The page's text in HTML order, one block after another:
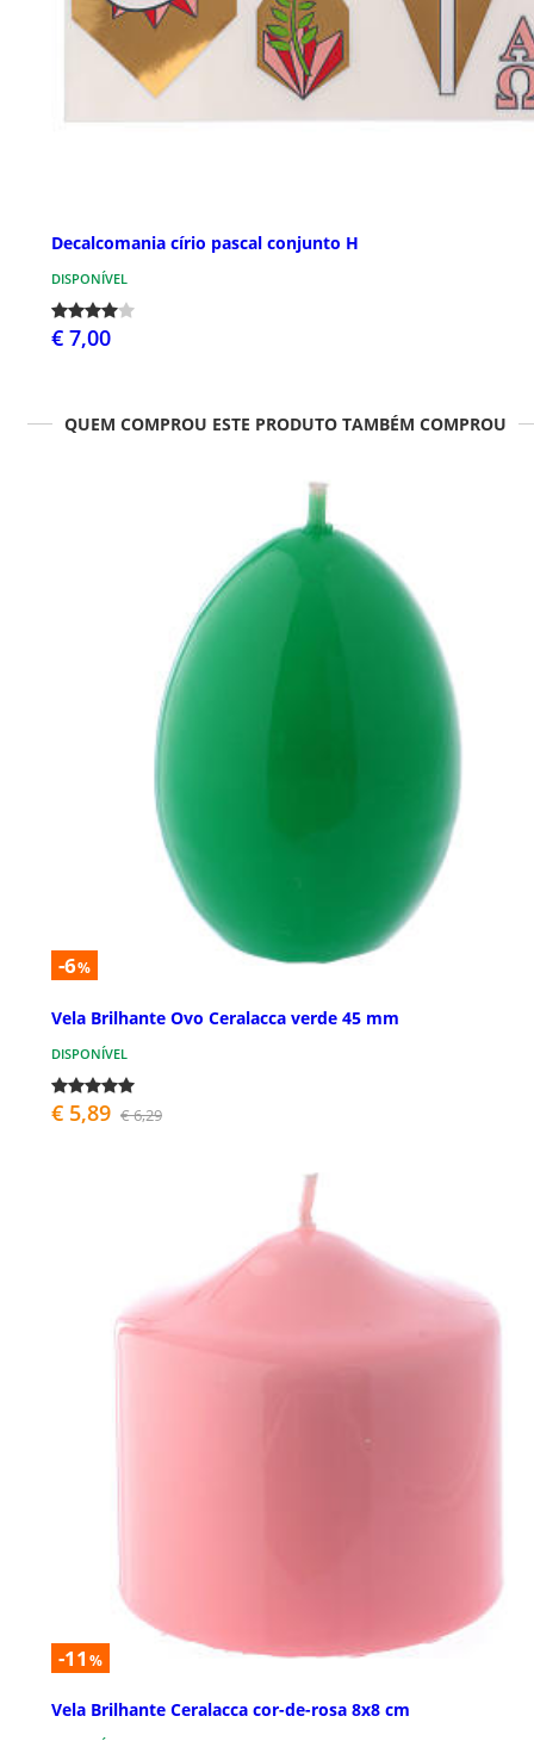
Decalcomania círio pascal conjunto H
DISPONÍVEL
€ 7,00
QUEM COMPROU ESTE PRODUTO TAMBÉM COMPROU
-6%
Vela Brilhante Ovo Ceralacca verde 45 mm
DISPONÍVEL
€ 5,89 € 6,29
-11 %
Vela Brilhante Ceralacca cor-de-rosa 8x8 cm